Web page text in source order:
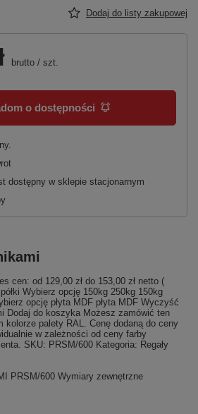
Dodaj do listy zakupowej
brutto / szt.
o dostępności
dostępny w sklepie stacjonarnym
cen: od 129,00 zł do 153,00 zł netto (
Wybierz opcję 150kg 250kg 150kg
opcję płyta MDF płyta MDF Wyczyść
Dodaj do koszyka Możesz zamówić ten
kolorze palety RAL. Cenę dodaną do ceny
w zależności od ceny farby
SKU: PRSM/600 Kategoria: Regały
PRSM/600 Wymiary zewnętrzne